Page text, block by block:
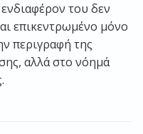
του δεν
επικεντρωμένο μόνο
περιγραφή της
αλλά στο νόημά